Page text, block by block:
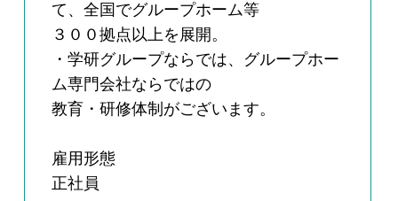
て、全国でグループホーム等
３００拠点以上を展開。
・学研グループならでは、グループホー
ム専門会社ならではの
教育・研修体制がございます。
雇用形態
正社員